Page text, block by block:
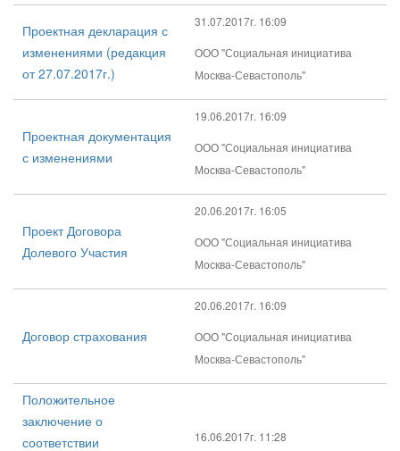
Проектная декларация с
изменениями (редакция
от 27.07.2017г.)
31.07.2017г. 16:09
ООО "Социальная инициатива
Москва-Севастополь"
Проектная документация
с изменениями
19.06.2017г. 16:09
ООО "Социальная инициатива
Москва-Севастополь"
Проект Договора
Долевого Участия
20.06.2017г. 16:05
ООО "Социальная инициатива
Москва-Севастополь"
Договор страхования
20.06.2017г. 16:09
ООО "Социальная инициатива
Москва-Севастополь"
Положительное
заключение о
соответствии
16.06.2017г. 11:28